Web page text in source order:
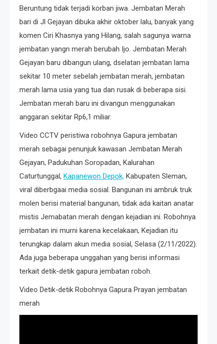
Beruntung tidak terjadi korban jiwa. Jembatan Merah
bari di Jl Gejayan dibuka akhir oktober lalu, banyak yang
komen Ciri Khasnya yang Hilang, salah sagunya warna
jembatan yangn merah berubah Ijo. Jembatan Merah
Gejayan baru dibangun ulang, dselatan jembatan lama
sekitar 10 meter sebelah jembatan merah, jembatan
merah lama usia yang tua dan rusak di beberapa sisi.
Jembatan merah baru ini divangun menggunakan
anggaran sekitar Rp6,1 miliar.
Video CCTV peristiwa robohnya Gapura jembatan
merah sebagai penunjuk kawasan Jembatan Merah
Gejayan, Padukuhan Soropadan, Kalurahan
Caturtunggal, Kapanewon Depok, Kabupaten Sleman,
viral diberbgaai media sosial. Bangunan ini ambruk truk
molen berisi material bangunan, tidak ada kaitan anatar
mistis Jemabatan merah dengan kejadian ini. Robohnya
jembatan ini murni karena kecelakaan, Kejadian itu
terungkap dalam akun media sosial, Selasa (2/11/2022).
Ada juga beberapa unggahan yang berisi informasi
terkait detik-detik gapura jembatan roboh.
Video Detik-detik Robohnya Gapura Prayan jembatan
merah